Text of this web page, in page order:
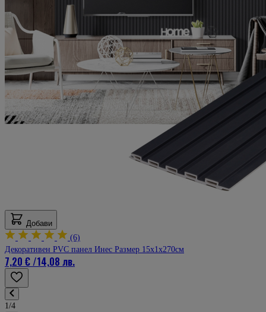
Добави
(6)
Декоративен PVC панел Инес Размер 15х1х270см
7,20 €/14,08 лв.
1/4